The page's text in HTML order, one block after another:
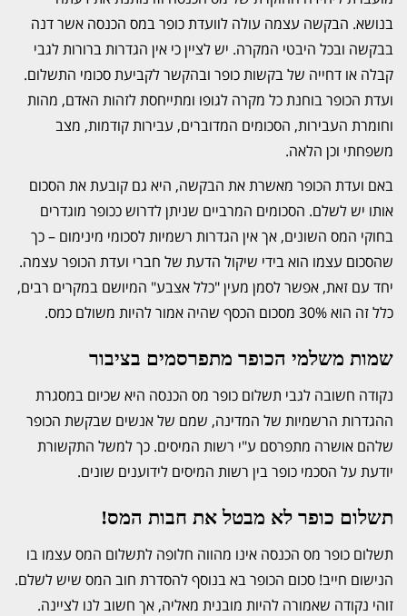
בנושא. הבקשה עצמה עולה לוועדת כופר במס הכנסה אשר דנה
בבקשה ובכל היבטי המקרה. יש לציין כי אין הגדרות ברורות לגבי
קבלה או דחייה של בקשות כופר ובהקשר לקביעת סכומי התשלום.
ועדת הכופר בוחנת כל מקרה לגופו ומתייחסת לזהות האדם, מהות
וחומרת העבירות, הסכומים המדוברים, עבירות קודמות, מצב
משפחתי וכן הלאה.
באם ועדת הכופר מאשרת את הבקשה, היא גם קובעת את הסכום
אותו יש לשלם. הסכומים המרביים שניתן לדרוש ככופר מוגדרים
בחוקי המס השונים, אך אין הגדרות רשמיות לסכומי מינימום – כך
שהסכום עצמו הוא בידי שיקול הדעת של חברי ועדת הכופר עצמה.
יחד עם זאת, אפשר לסמן מעין "כלל אצבע" המיושם במקרים רבים,
כלל זה הוא 30% מסכום הכסף שהיה אמור להיות משולם כמס.
שמות משלמי הכופר מתפרסמים בציבור
נקודה חשובה לגבי תשלום כופר מס הכנסה היא שכיום במסגרת
ההגדרות הרשמיות של המדינה, שמם של אנשים שבקשת הכופר
שלהם אושרה מתפרסם ע"י רשות המיסים. כך למשל התקשורת
יודעת על הסכמי כופר בין רשות המיסים לידוענים שונים.
תשלום כופר לא מבטל את חבות המס!
תשלום כופר מס הכנסה אינו מהווה חלופה לתשלום המס עצמו בו
הנישום חייב! סכום הכופר בא בנוסף להסדרת חוב המס שיש לשלם.
זוהי נקודה שאמורה להיות מובנית מאליה, אך חשוב לנו לציינה.